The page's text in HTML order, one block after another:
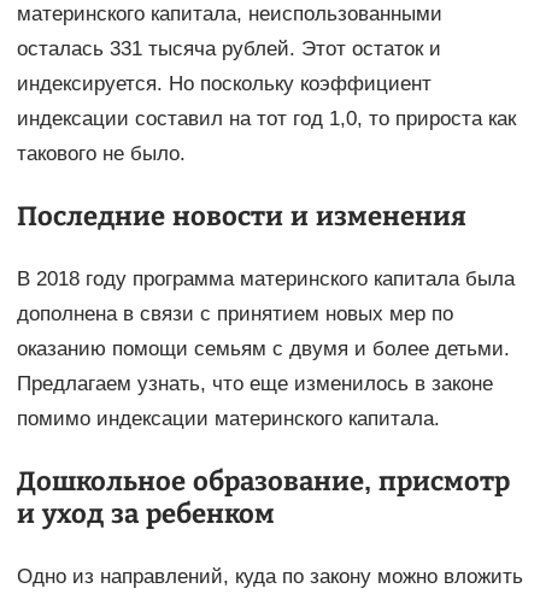
материнского капитала, неиспользованными
осталась 331 тысяча рублей. Этот остаток и
индексируется. Но поскольку коэффициент
индексации составил на тот год 1,0, то прироста как
такового не было.
Последние новости и изменения
В 2018 году программа материнского капитала была
дополнена в связи с принятием новых мер по
оказанию помощи семьям с двумя и более детьми.
Предлагаем узнать, что еще изменилось в законе
помимо индексации материнского капитала.
Дошкольное образование, присмотр
и уход за ребенком
Одно из направлений, куда по закону можно вложить